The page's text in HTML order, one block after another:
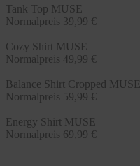
Tank Top MUSE
Normalpreis 39,99 €
Cozy Shirt MUSE
Normalpreis 49,99 €
Balance Shirt Cropped MUSE
Normalpreis 59,99 €
Energy Shirt MUSE
Normalpreis 69,99 €